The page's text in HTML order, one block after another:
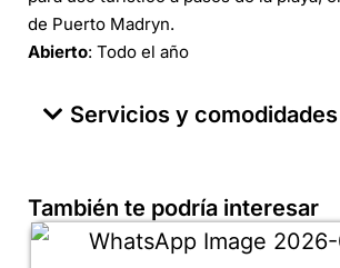
de Puerto Madryn.
Abierto: Todo el año
Servicios y comodidades
También te podría interesar